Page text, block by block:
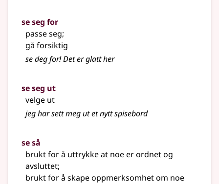
se seg for
passe seg;
gå forsiktig
se deg for! Det er glatt her
se seg ut
velge ut
jeg har sett meg ut et nytt spisebord
se så
brukt for å uttrykke at noe er ordnet og
avsluttet;
brukt for å skape oppmerksomhet om noe